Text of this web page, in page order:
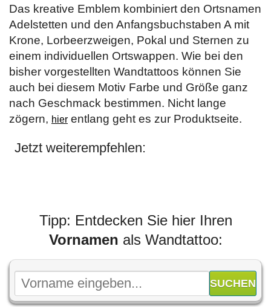
Das kreative Emblem kombiniert den Ortsnamen
Adelstetten und den Anfangsbuchstaben A mit
Krone, Lorbeerzweigen, Pokal und Sternen zu
einem individuellen Ortswappen. Wie bei den
bisher vorgestellten Wandtattoos können Sie
auch bei diesem Motiv Farbe und Größe ganz
nach Geschmack bestimmen. Nicht lange
zögern, hier entlang geht es zur Produktseite.
Jetzt weiterempfehlen:
Tipp: Entdecken Sie hier Ihren
Vornamen als Wandtattoo: